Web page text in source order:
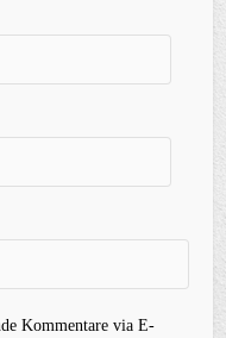
Kommentare via E-